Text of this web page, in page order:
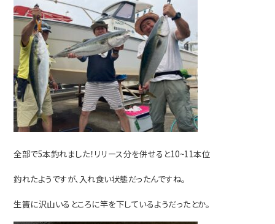
全部で5本釣れました！リリース分を併せると10~11本位
釣れたようですが、入れ食い状態だったんですね。
生簀に沢山いるところに竿を下しているようだったとか。